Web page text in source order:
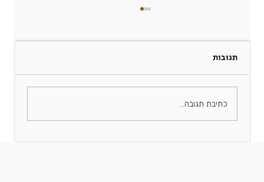
תגובות
כתיבת תגובה...